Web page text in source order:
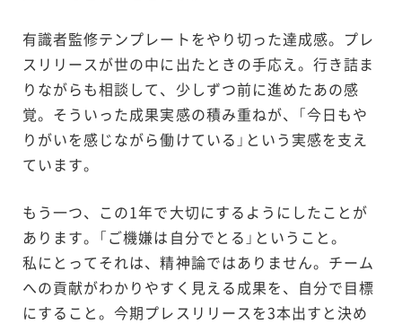
有識者監修テンプレートをやり切った達成感。プレ
スリリースが世の中に出たときの手応え。行き詰ま
りながらも相談して、少しずつ前に進めたあの感
覚。そういった成果実感の積み重ねが、「今日もや
りがいを感じながら働けている」という実感を支え
ています。
もう一つ、この1年で大切にするようにしたことが
あります。「ご機嫌は自分でとる」ということ。
私にとってそれは、精神論ではありません。チーム
への貢献がわかりやすく見える成果を、自分で目標
にすること。今期プレスリリースを3本出すと決め